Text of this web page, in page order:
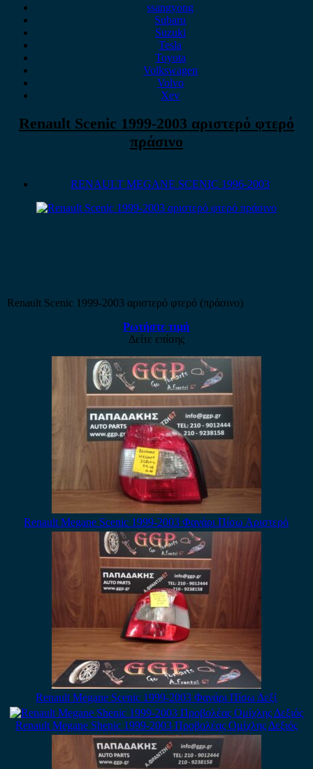
ssangyong
Subaru
Suzuki
Tesla
Toyota
Volkswagen
Volvo
Xev
Renault Scenic 1999-2003 αριστερό φτερό
πράσινο
RENAULT MEGANE SCENIC 1996-2003
Renault Scenic 1999-2003 αριστερό φτερό (πράσινο)
Ρωτήστε τιμή
Δείτε επίσης
Renault Megane Scenic 1999-2003 Φανάρι Πίσω Αριστερό
Renault Megane Scenic 1999-2003 Φανάρι Πίσω Δεξί
Renault Megane Shenic 1999-2003 Προβολέας Ομίχλης Δεξιός